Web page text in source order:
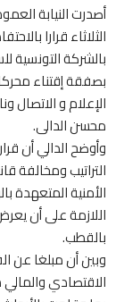
أصدرت النيابة
بالشركة التونسية
بصفقة إقتناء
الإعلام و الاتصال
محسن الدالى.
وأوضح الدالي أن
التراتيب ومخالفة
الأمنية المتعهدة
اللازمة على أن
بالقطب.
وبين أن مبلغا عن